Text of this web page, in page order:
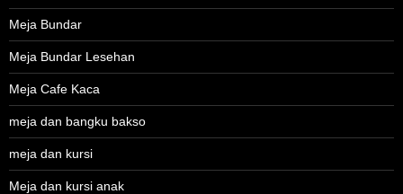
Meja Bundar
Meja Bundar Lesehan
Meja Cafe Kaca
meja dan bangku bakso
meja dan kursi
Meja dan kursi anak